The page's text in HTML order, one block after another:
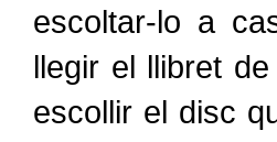
escoltar-lo a
llegir el llibret
escollir el disc